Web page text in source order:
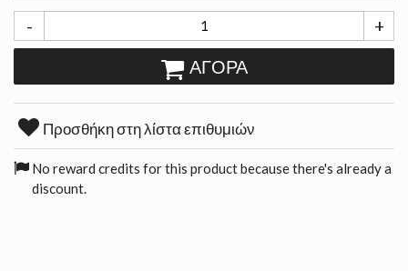
- +
ΑΓΟΡΆ
Προσθήκη στη λίστα επιθυμιών
No reward credits for this product because there's already a
discount.